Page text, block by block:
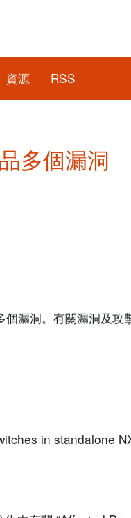
資源 RSS
多個漏洞
漏洞。有關漏洞及攻
in standalone